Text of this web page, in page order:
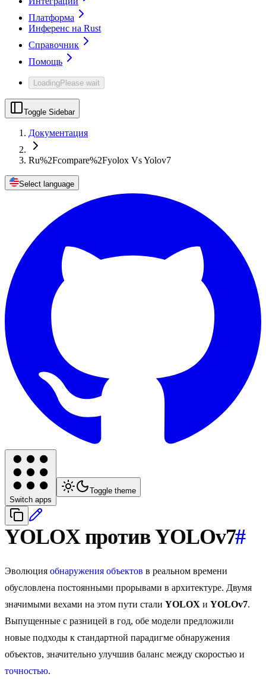
Платформа
Инференс на Rust
Справочник
Помощь
LoadingPlease wait
Toggle Sidebar
Документация
Ru%2Fcompare%2Fyolox Vs Yolov7
Select language
Switch apps
Toggle theme
YOLOX против YOLOv7#
Эволюция обнаружения объектов в реальном времени
обусловлена постоянными прорывами в архитектуре. Двумя
значимыми вехами на этом пути стали YOLOX и YOLOv7.
Выпущенные с разницей в год, обе модели предложили
новые подходы к стандартной парадигме обнаружения
объектов, значительно улучшив баланс между скоростью и
точностью.